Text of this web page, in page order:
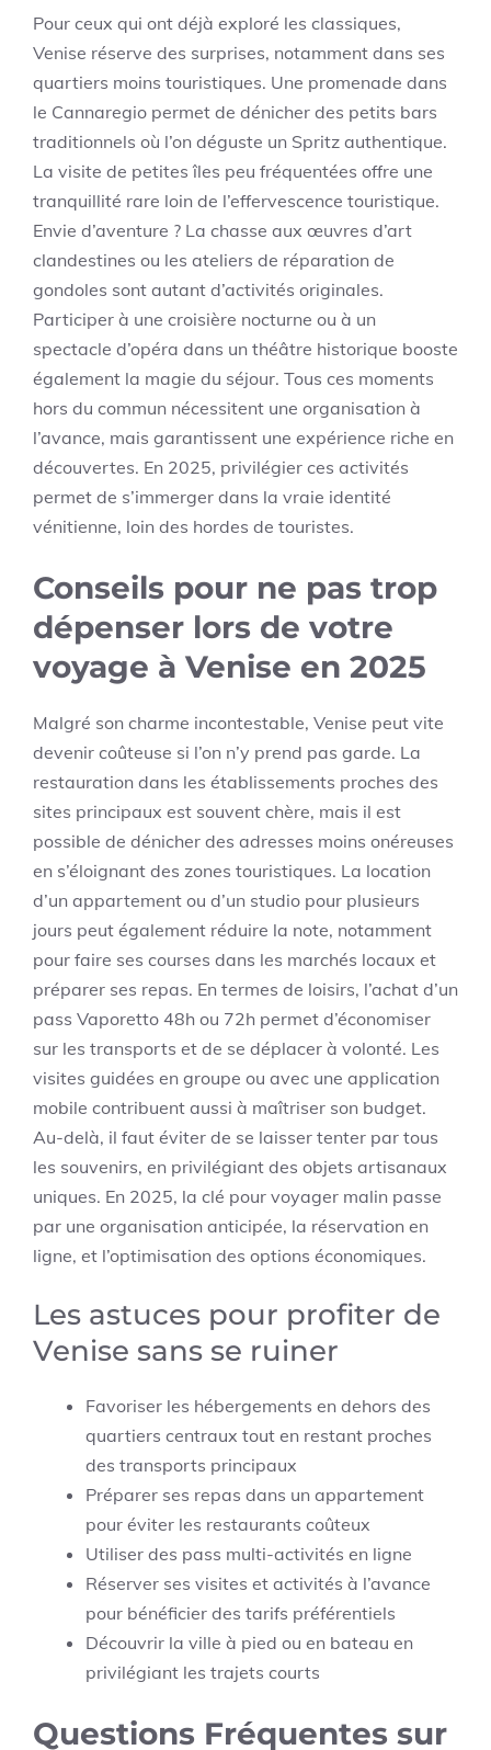
Pour ceux qui ont déjà exploré les classiques,
Venise réserve des surprises, notamment dans ses
quartiers moins touristiques. Une promenade dans
le Cannaregio permet de dénicher des petits bars
traditionnels où l’on déguste un Spritz authentique.
La visite de petites îles peu fréquentées offre une
tranquillité rare loin de l’effervescence touristique.
Envie d’aventure ? La chasse aux œuvres d’art
clandestines ou les ateliers de réparation de
gondoles sont autant d’activités originales.
Participer à une croisière nocturne ou à un
spectacle d’opéra dans un théâtre historique booste
également la magie du séjour. Tous ces moments
hors du commun nécessitent une organisation à
l’avance, mais garantissent une expérience riche en
découvertes. En 2025, privilégier ces activités
permet de s’immerger dans la vraie identité
vénitienne, loin des hordes de touristes.
Conseils pour ne pas trop
dépenser lors de votre
voyage à Venise en 2025
Malgré son charme incontestable, Venise peut vite
devenir coûteuse si l’on n’y prend pas garde. La
restauration dans les établissements proches des
sites principaux est souvent chère, mais il est
possible de dénicher des adresses moins onéreuses
en s’éloignant des zones touristiques. La location
d’un appartement ou d’un studio pour plusieurs
jours peut également réduire la note, notamment
pour faire ses courses dans les marchés locaux et
préparer ses repas. En termes de loisirs, l’achat d’un
pass Vaporetto 48h ou 72h permet d’économiser
sur les transports et de se déplacer à volonté. Les
visites guidées en groupe ou avec une application
mobile contribuent aussi à maîtriser son budget.
Au-delà, il faut éviter de se laisser tenter par tous
les souvenirs, en privilégiant des objets artisanaux
uniques. En 2025, la clé pour voyager malin passe
par une organisation anticipée, la réservation en
ligne, et l’optimisation des options économiques.
Les astuces pour profiter de
Venise sans se ruiner
Favoriser les hébergements en dehors des
quartiers centraux tout en restant proches
des transports principaux
Préparer ses repas dans un appartement
pour éviter les restaurants coûteux
Utiliser des pass multi-activités en ligne
Réserver ses visites et activités à l’avance
pour bénéficier des tarifs préférentiels
Découvrir la ville à pied ou en bateau en
privilégiant les trajets courts
Questions Fréquentes sur